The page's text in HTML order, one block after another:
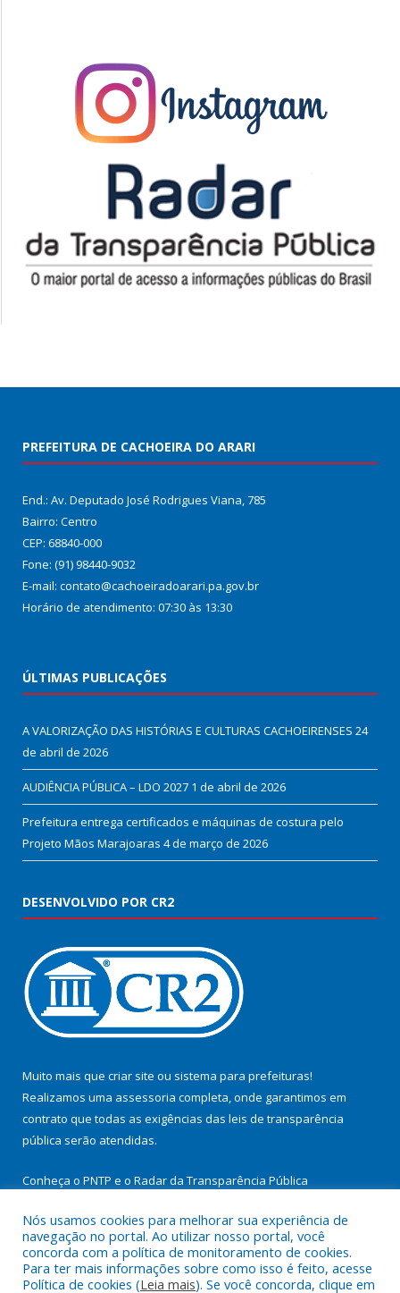
PREFEITURA DE CACHOEIRA DO ARARI
End.: Av. Deputado José Rodrigues Viana, 785
Bairro: Centro
CEP: 68840-000
Fone: (91) 98440-9032
E-mail: contato@cachoeiradoarari.pa.gov.br
Horário de atendimento: 07:30 às 13:30
ÚLTIMAS PUBLICAÇÕES
A VALORIZAÇÃO DAS HISTÓRIAS E CULTURAS CACHOEIRENSES 24
de abril de 2026
AUDIÊNCIA PÚBLICA – LDO 2027 1 de abril de 2026
Prefeitura entrega certificados e máquinas de costura pelo
Projeto Mãos Marajoaras 4 de março de 2026
DESENVOLVIDO POR CR2
Muito mais que criar site ou sistema para prefeituras!
Realizamos uma assessoria completa, onde garantimos em
contrato que todas as exigências das leis de transparência
pública serão atendidas.
Conheça o PNTP e o Radar da Transparência Pública
Todos os direitos reservados a Prefeitura Municipal de
Nós usamos cookies para melhorar sua experiência de
navegação no portal. Ao utilizar nosso portal, você
concorda com a política de monitoramento de cookies.
Para ter mais informações sobre como isso é feito, acesse
Política de cookies (Leia mais). Se você concorda, clique em